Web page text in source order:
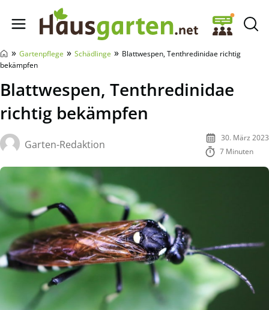
Hausgarten.net
» Gartenpflege » Schädlinge » Blattwespen, Tenthredinidae richtig
bekämpfen
Blattwespen, Tenthredinidae
richtig bekämpfen
Garten-Redaktion
30. März 2023
7 Minuten